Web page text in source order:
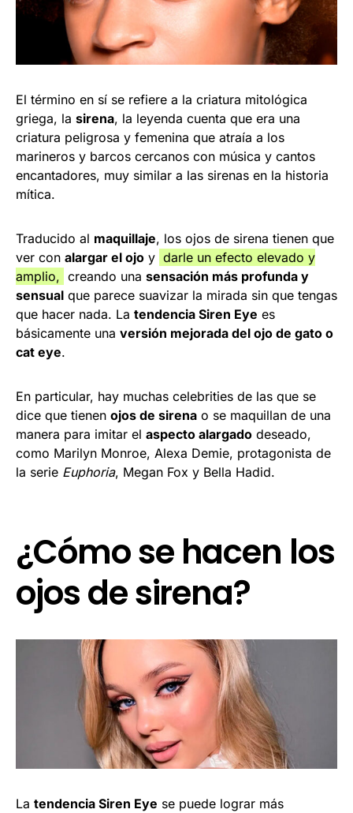
El término en sí se refiere a la criatura mitológica
griega, la sirena, la leyenda cuenta que era una
criatura peligrosa y femenina que atraía a los
marineros y barcos cercanos con música y cantos
encantadores, muy similar a las sirenas en la historia
mítica.
Traducido al maquillaje, los ojos de sirena tienen que
ver con alargar el ojo y darle un efecto elevado y
amplio, creando una sensación más profunda y
sensual que parece suavizar la mirada sin que tengas
que hacer nada. La tendencia Siren Eye es
básicamente una versión mejorada del ojo de gato o
cat eye.
En particular, hay muchas celebrities de las que se
dice que tienen ojos de sirena o se maquillan de una
manera para imitar el aspecto alargado deseado,
como Marilyn Monroe, Alexa Demie, protagonista de
la serie Euphoria, Megan Fox y Bella Hadid.
¿Cómo se hacen los
ojos de sirena?
La tendencia Siren Eye se puede lograr más